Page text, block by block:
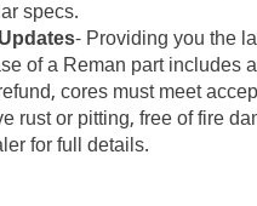
specs.
- Providing you the
of a Reman part includes
cores must meet
rust or pitting, free of fire
for full details.